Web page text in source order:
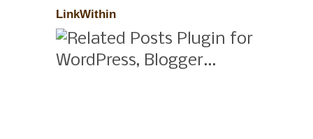
LinkWithin